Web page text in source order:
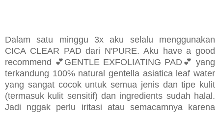
Dalam satu minggu 3x aku selalu menggunakan
CICA CLEAR PAD dari N'PURE. Aku have a good
recommend 💕GENTLE EXFOLIATING PAD💕 yang
terkandung 100% natural gentella asiatica leaf water
yang sangat cocok untuk semua jenis dan tipe kulit
(termasuk kulit sensitif) dan ingredients sudah halal.
Jadi nggak perlu iritasi atau semacamnya karena